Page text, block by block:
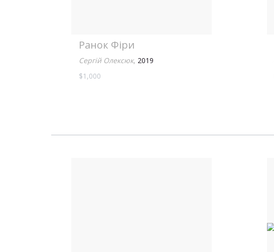
Ранок Фіри
Сергій Олексюк, 2019
$1,000